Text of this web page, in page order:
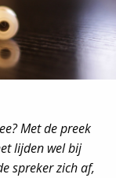
Met de preek
lijden wel bij
spreker zich af,